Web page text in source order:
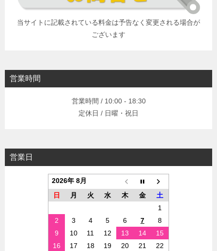
当サイトに記載されている料金は予告なく変更される場合が
ございます
営業時間
営業時間 / 10:00 - 18:30
定休日 / 日曜・祝日
営業日
2026年 8月
日
月 火 水 木 金
土
1
2
3 4 5 6 7
8
9
10 11 12 13 14
15
16
17 18 19 20 21
22